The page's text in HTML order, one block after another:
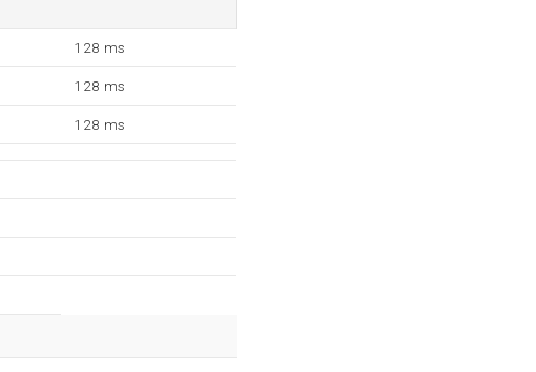
128 ms
128 ms
128 ms